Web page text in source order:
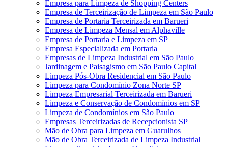
Empresa para Limpeza de Shopping Centers
Empresa de Terceirização de Limpeza em São Paulo
Empresa de Portaria Terceirizada em Barueri
Empresa de Limpeza Mensal em Alphaville
Empresa de Portaria e Limpeza em SP
Empresa Especializada em Portaria
Empresas de Limpeza Industrial em São Paulo
Jardinagem e Paisagismo em São Paulo Capital
Limpeza Pós-Obra Residencial em São Paulo
Limpeza para Condomínio Zona Norte SP
Limpeza Empresarial Terceirizada em Barueri
Limpeza e Conservação de Condomínios em SP
Limpeza de Condomínios em São Paulo
Empresas Terceirizadas de Recepcionista SP
Mão de Obra para Limpeza em Guarulhos
Mão de Obra Terceirizada de Limpeza Industrial